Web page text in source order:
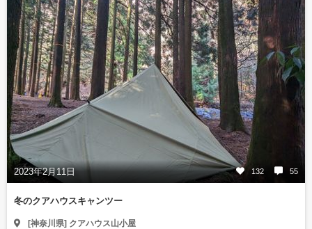
2023年2月11日 132 55
冬のクアハウスキャンツー
[神奈川県] クアハウス山小屋